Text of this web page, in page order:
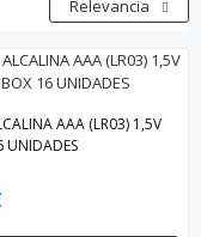
Relevancia
AAA (LR03) 1,5V
UNIDADES